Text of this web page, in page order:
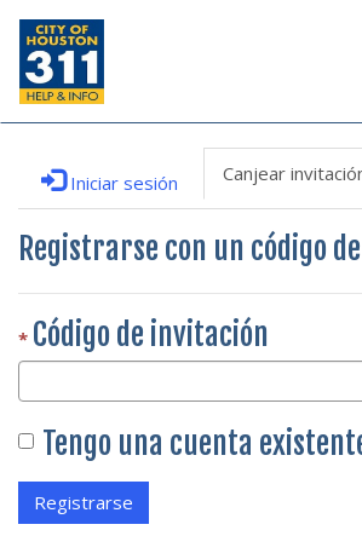
Iniciar sesión Canjear
Registrarse con un código
Código de invitación
Tengo una cuenta
Registrarse